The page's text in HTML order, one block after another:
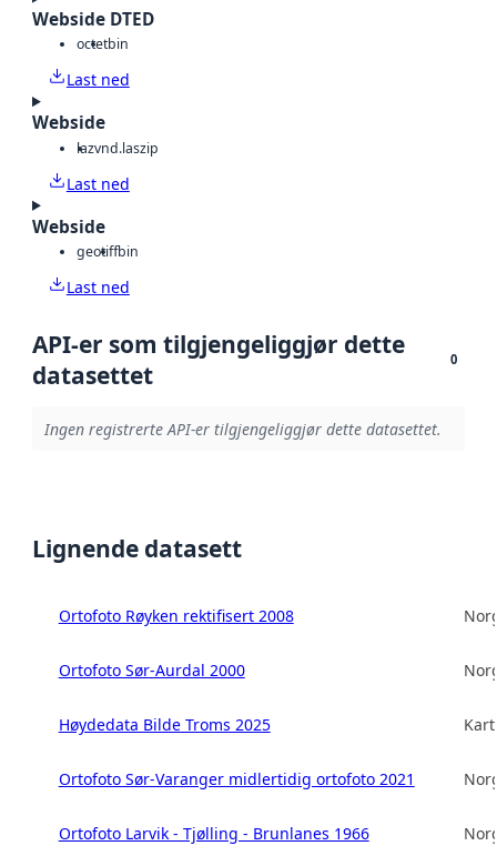
Webside DTED
octetbin
Last ned
Webside
lazvnd.laszip
Last ned
Webside
geotiffbin
Last ned
API-er som tilgjengeliggjør dette
datasettet
0
Ingen registrerte API-er tilgjengeliggjør dette datasettet.
Lignende datasett
Ortofoto Røyken rektifisert 2008
Ortofoto Sør-Aurdal 2000
Høydedata Bilde Troms 2025
Ortofoto Sør-Varanger midlertidig ortofoto 2021
Ortofoto Larvik - Tjølling - Brunlanes 1966